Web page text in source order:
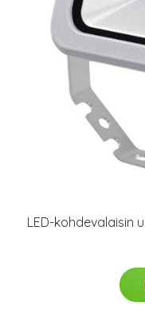
LED-kohdevalaisin